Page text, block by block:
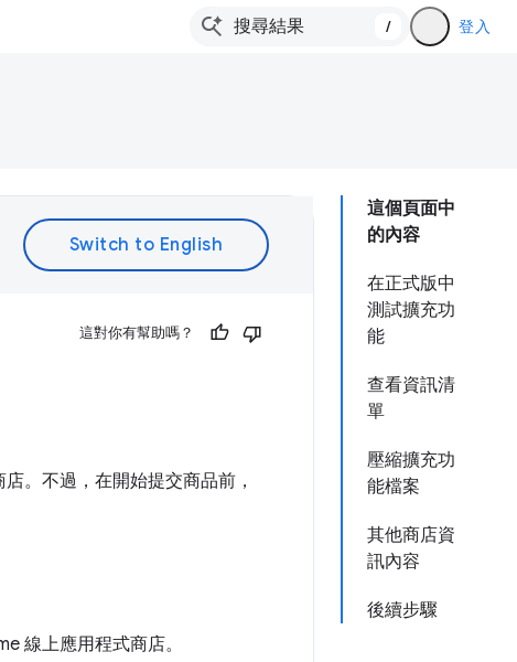
/ 登入
這個頁面中
的內容
在正式版中
測試擴充功
能
查看資訊清
單
壓縮擴充功
能檔案
其他商店資
訊內容
後續步驟
這對你有幫助嗎？
。不過，在開始提交商品前，
線上應用程式商店。